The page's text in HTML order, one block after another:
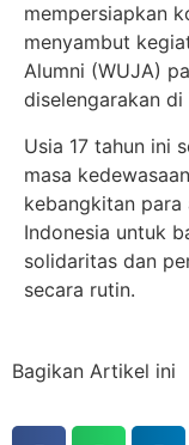
mempersiapkan
menyambut
Alumni (WUJA)
diselengarakan
Usia 17 tahun ini
masa
kebangkitan para
Indonesia untuk
solidaritas dan
secara rutin.
Bagikan Artikel ini